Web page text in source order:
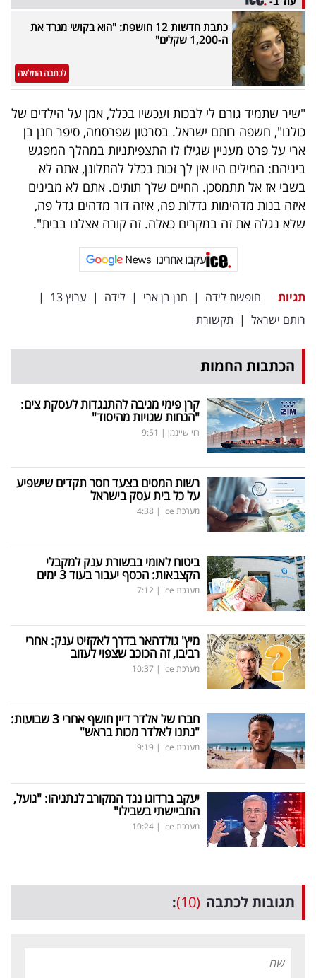
כתבת חדשות 12 חושפת: "הוא בקושי מגרד את
ה-1,200 שקלים"
לכתבה המלאה
"שיר שתמיד גורם לי לבכות ועכשיו בכלל, אמן על הילדים של
כולנו", חשפה רותם ישראל. בסרטון שפרסמה, סיפר חנן בן
ארי על פרט מעניין שגילו לו התצפיתניות במהלך המפגש
ביניהם: המילים היו אין לך זכות בכלל להתלונן, אתה לא
בשבי אז אל תתמסכן. החיים שלך תותים. אתם לא מבינים
איזה בנות מדהימות גדלות פה, איזה דור מדהים גדל פה,
שלא נגלה את זה במקרים כאלה. זה קורה אצלנו בבית".
עקבו אחרינו
תגיות חופשת לידה | חנן בן ארי | לידה | ערוץ 13
|
רותם ישראל | תקשורת
הכתבות החמות
קרן פימי מגיבה להתנגדות לעסקת צים:
"הנחות שגויות מהיסוד"
רוי שיינמן |
9:51
רשות המסים בצעד חסר תקדים שישפיע
על כל בית עסק בישראל
מערכת ice |
4:38
ביטוח לאומי בבשורת ענק למקבלי
הקצבאות: הכסף יעבור בעוד 3 ימים
מערכת ice |
7:12
מיץ' גולדהאר בדרך לאקזיט ענק: אחרי
רביבו, זה הכוכב שצפוי לעזוב
מערכת ice |
10:37
חברו של אלדר דיין חושף אחרי 3 שבועות:
"נתנו לאלדר מכות בראש"
מערכת ice |
9:19
יעקב ברדוגו נגד המקורב לנתניהו: "גועל,
התביישתי בשבילו"
מערכת ice |
10:24
תגובות לכתבה (10)
: